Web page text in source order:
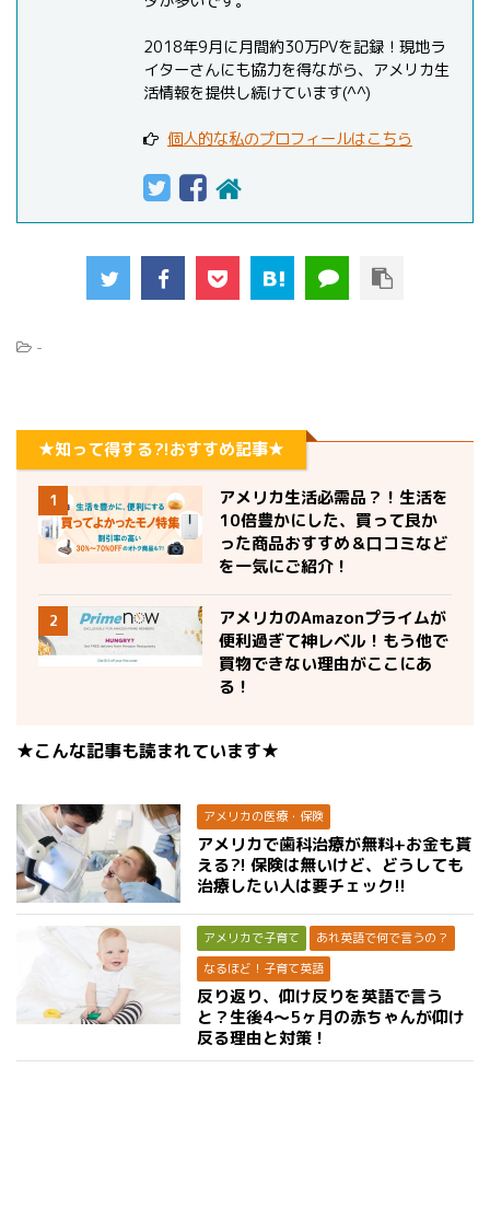
2018年9月に月間約30万PVを記録！現地ラ
イターさんにも協力を得ながら、アメリカ生
活情報を提供し続けています(^^)
個人的な私のプロフィールはこちら
-
★知って得する?!おすすめ記事★
1
アメリカ生活必需品？！生活を
10倍豊かにした、買って良か
った商品おすすめ＆口コミなど
を一気にご紹介！
2
アメリカのAmazonプライムが
便利過ぎて神レベル！もう他で
買物できない理由がここにあ
る！
★こんな記事も読まれています★
アメリカの医療・保険
アメリカで歯科治療が無料+お金も貰
える?! 保険は無いけど、どうしても
治療したい人は要チェック!!
アメリカで子育て
あれ英語で何で言うの？
なるほど！子育て英語
反り返り、仰け反りを英語で言う
と？生後4〜5ヶ月の赤ちゃんが仰け
反る理由と対策！